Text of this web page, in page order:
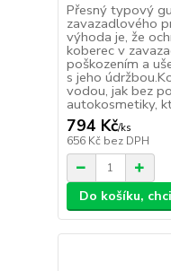
Přesný typový
zavazadlového
výhoda je, že
koberec v
poškozením a
s jeho
vodou, jak bez
autokosmetiky,
794 Kč/ks
656 Kč bez DPH
Do košíku,